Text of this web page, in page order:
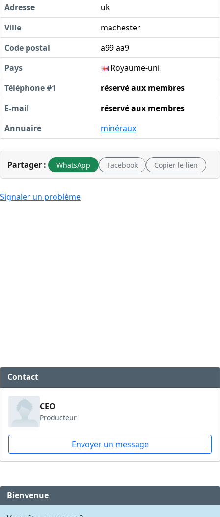
Adresse
uk
Ville
machester
Code postal
a99 aa9
Pays
Royaume-uni
Téléphone #1
réservé aux membres
E-mail
réservé aux membres
Annuaire
minéraux
Partager : WhatsApp Facebook Copier le lien
Signaler un problème
Contact
CEO
Producteur
Envoyer un message
Bienvenue